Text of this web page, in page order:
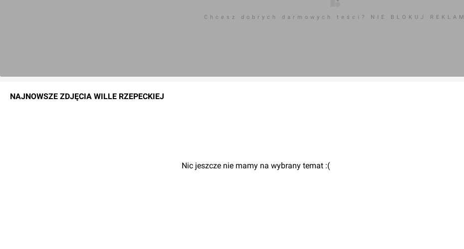
Chcesz dobrych darmowych teści? NIE BLOKUJ REKLAM
NAJNOWSZE ZDJĘCIA WILLE RZEPECKIEJ
Nic jeszcze nie mamy na wybrany temat :(